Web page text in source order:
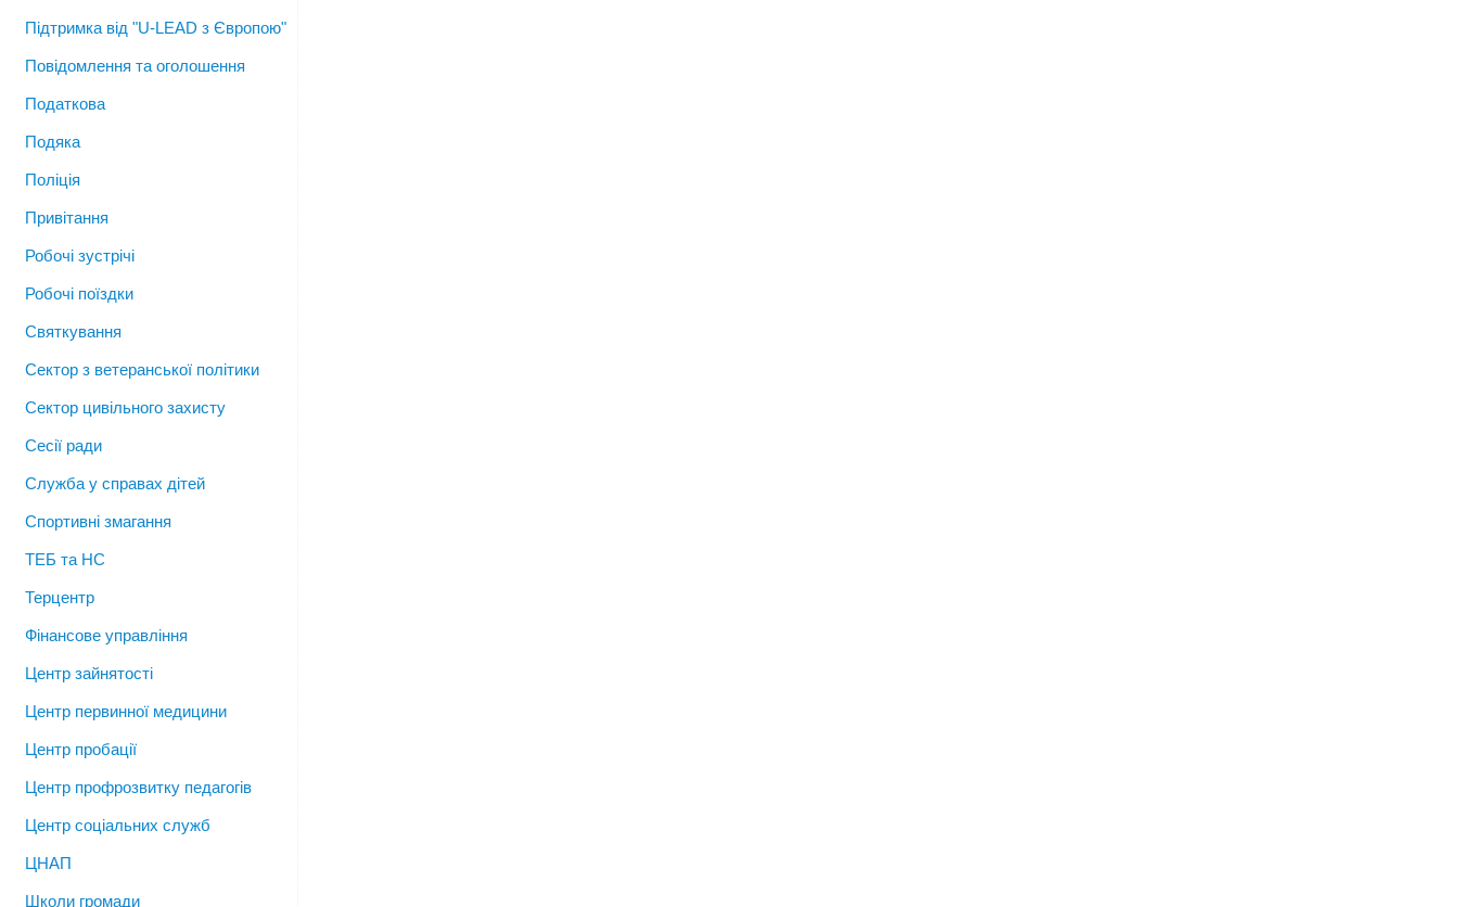
Підтримка від "U-LEAD з Європою"
Повідомлення та оголошення
Податкова
Подяка
Поліція
Привітання
Робочі зустрічі
Робочі поїздки
Святкування
Сектор з ветеранської політики
Сектор цивільного захисту
Сесії ради
Служба у справах дітей
Спортивні змагання
ТЕБ та НС
Терцентр
Фінансове управління
Центр зайнятості
Центр первинної медицини
Центр пробації
Центр профрозвитку педагогів
Центр соціальних служб
ЦНАП
Школи громади